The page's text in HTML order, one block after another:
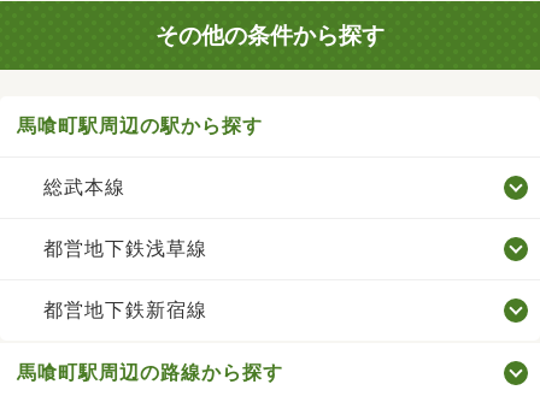
その他の条件から探す
馬喰町駅周辺の駅から探す
総武本線
都営地下鉄浅草線
都営地下鉄新宿線
馬喰町駅周辺の路線から探す